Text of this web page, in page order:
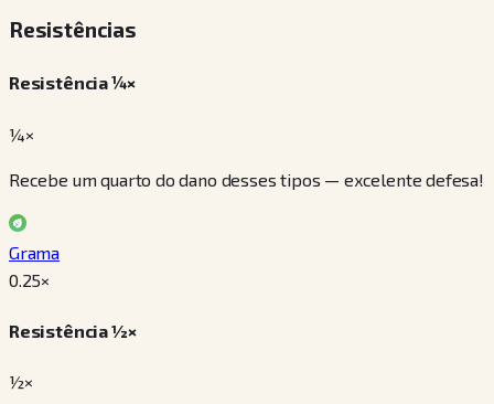
Resistências
Resistência ¼×
¼×
Recebe um quarto do dano desses tipos — excelente defesa!
Grama
0.25×
Resistência ½×
½×